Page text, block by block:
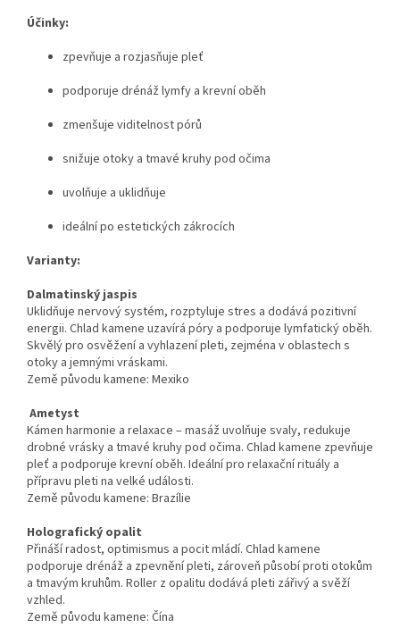
Účinky:
zpevňuje a rozjasňuje pleť
podporuje drénáž lymfy a krevní oběh
zmenšuje viditelnost pórů
snižuje otoky a tmavé kruhy pod očima
uvolňuje a uklidňuje
ideální po estetických zákrocích
Varianty:
Dalmatinský jaspis
Uklidňuje nervový systém, rozptyluje stres a dodává pozitivní
energii. Chlad kamene uzavírá póry a podporuje lymfatický oběh.
Skvělý pro osvěžení a vyhlazení pleti, zejména v oblastech s
otoky a jemnými vráskami.
Země původu kamene: Mexiko
Ametyst
Kámen harmonie a relaxace – masáž uvolňuje svaly, redukuje
drobné vrásky a tmavé kruhy pod očima. Chlad kamene zpevňuje
pleť a podporuje krevní oběh. Ideální pro relaxační rituály a
přípravu pleti na velké události.
Země původu kamene: Brazílie
Holografický opalit
Přináší radost, optimismus a pocit mládí. Chlad kamene
podporuje drénáž a zpevnění pleti, zároveň působí proti otokům
a tmavým kruhům. Roller z opalitu dodává pleti zářivý a svěží
vzhled.
Země původu kamene: Čína